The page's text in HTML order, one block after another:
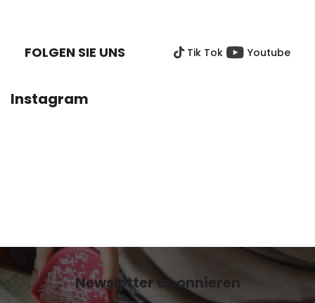
FOLGEN SIE UNS Tik Tok Youtube
Instagram
Newsletter abonnieren